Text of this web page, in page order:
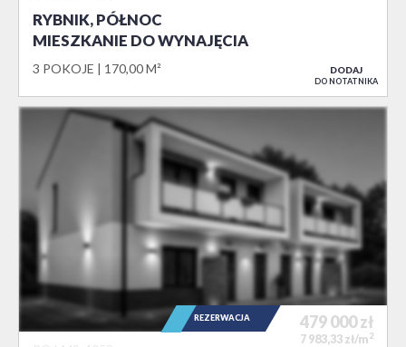
RYBNIK, PÓŁNOC
MIESZKANIE DO WYNAJĘCIA
3 POKOJE 170,00 M² DODAJ
DO NOTATNIKA
479 000zł
7 983,33 zł/m2
REZERWACJA